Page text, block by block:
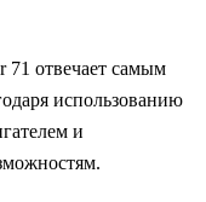
71 отвечает самым
использованию
и